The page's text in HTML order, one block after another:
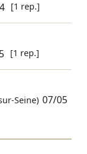
[1 rep.]
[1 rep.]
Seine) 07/05